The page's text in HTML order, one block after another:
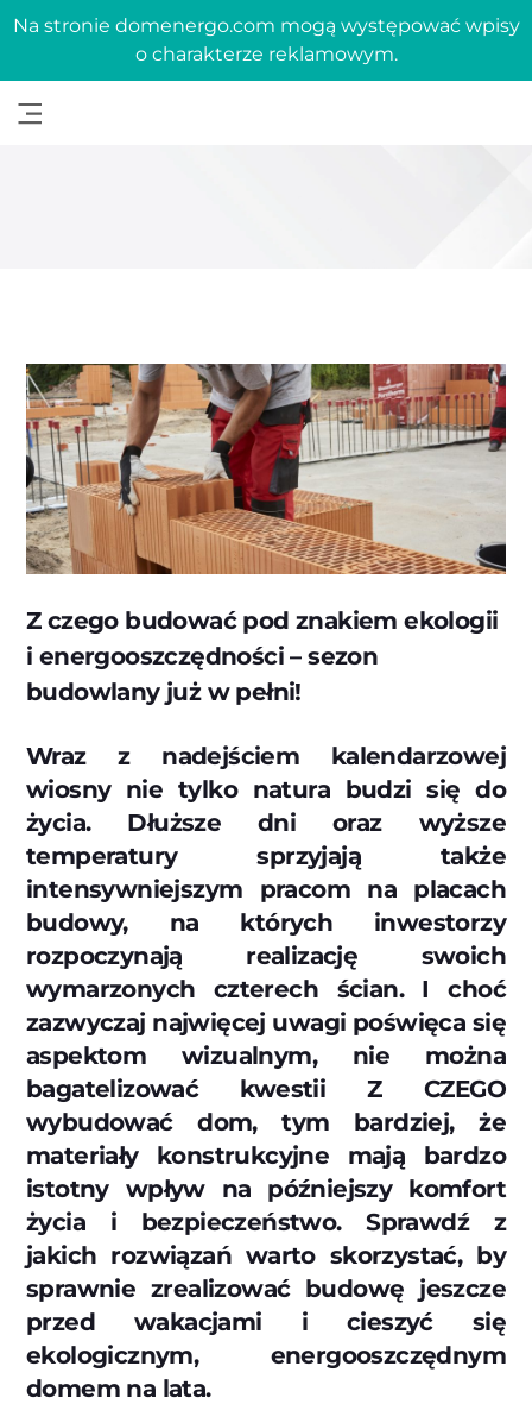
Na stronie domenergo.com mogą występować wpisy
o charakterze reklamowym.
Z czego budować pod znakiem ekologii
i energooszczędności – sezon
budowlany już w pełni!
Wraz z nadejściem kalendarzowej
wiosny nie tylko natura budzi się do
życia. Dłuższe dni oraz wyższe
temperatury sprzyjają także
intensywniejszym pracom na placach
budowy, na których inwestorzy
rozpoczynają realizację swoich
wymarzonych czterech ścian. I choć
zazwyczaj najwięcej uwagi poświęca się
aspektom wizualnym, nie można
bagatelizować kwestii Z CZEGO
wybudować dom, tym bardziej, że
materiały konstrukcyjne mają bardzo
istotny wpływ na późniejszy komfort
życia i bezpieczeństwo. Sprawdź z
jakich rozwiązań warto skorzystać, by
sprawnie zrealizować budowę jeszcze
przed wakacjami i cieszyć się
ekologicznym, energooszczędnym
domem na lata.